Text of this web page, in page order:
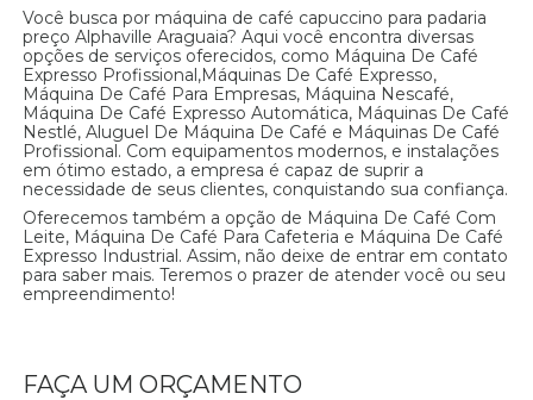
Você busca por máquina de café capuccino para padaria
preço Alphaville Araguaia? Aqui você encontra diversas
opções de serviços oferecidos, como Máquina De Café
Expresso Profissional,Máquinas De Café Expresso,
Máquina De Café Para Empresas, Máquina Nescafé,
Máquina De Café Expresso Automática, Máquinas De Café
Nestlé, Aluguel De Máquina De Café e Máquinas De Café
Profissional. Com equipamentos modernos, e instalações
em ótimo estado, a empresa é capaz de suprir a
necessidade de seus clientes, conquistando sua confiança.
Oferecemos também a opção de Máquina De Café Com
Leite, Máquina De Café Para Cafeteria e Máquina De Café
Expresso Industrial. Assim, não deixe de entrar em contato
para saber mais. Teremos o prazer de atender você ou seu
empreendimento!
FAÇA UM ORÇAMENTO